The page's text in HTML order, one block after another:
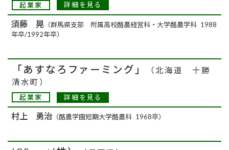
起業家 詳細を見る
須藤 晃（群馬県支部 附属高校酪農経営科・大学酪農学科 1988
年卒/1992年卒）
「あすなろファーミング」
（北海道 十勝
清水町）
起業家 詳細を見る
村上 勇治（酪農学園短期大学酪農科 1968卒）